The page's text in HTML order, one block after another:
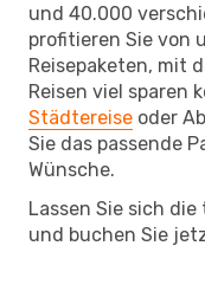
und 40.000
profitieren Sie von
Reisepaketen, mit
Reisen viel sparen
Städtereise oder
Sie das passende
Wünsche.
Lassen Sie sich
und buchen Sie